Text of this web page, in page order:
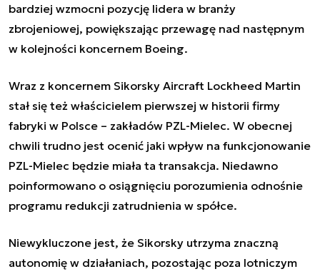
bardziej wzmocni pozycję lidera w branży
zbrojeniowej, powiększając przewagę nad następnym
w kolejności koncernem Boeing.
Wraz z koncernem Sikorsky Aircraft Lockheed Martin
stał się też właścicielem pierwszej w historii firmy
fabryki w Polsce – zakładów PZL-Mielec. W obecnej
chwili trudno jest ocenić jaki wpływ na funkcjonowanie
PZL-Mielec będzie miała ta transakcja. Niedawno
poinformowano o osiągnięciu porozumienia odnośnie
programu redukcji zatrudnienia w spółce.
Niewykluczone jest, że Sikorsky utrzyma znaczną
autonomię w działaniach, pozostając poza lotniczym